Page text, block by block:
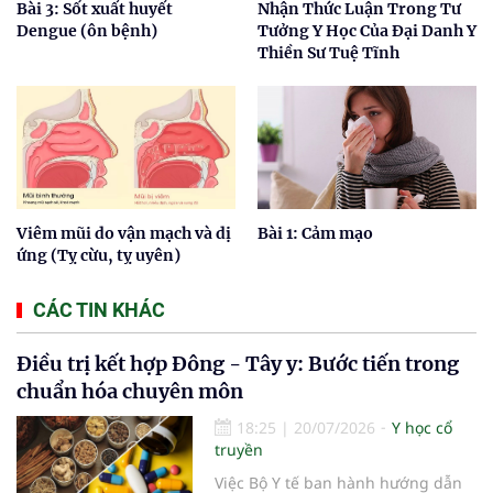
Bài 3: Sốt xuất huyết
Dengue (ôn bệnh)
Nhận Thức Luận Trong Tư
Tưởng Y Học Của Đại Danh Y
Thiền Sư Tuệ Tĩnh
Viêm mũi do vận mạch và dị
ứng (Tỵ cừu, tỵ uyên)
Bài 1: Cảm mạo
CÁC TIN KHÁC
Điều trị kết hợp Đông - Tây y: Bước tiến trong
chuẩn hóa chuyên môn
18:25 | 20/07/2026
Y học cổ
truyền
Việc Bộ Y tế ban hành hướng dẫn